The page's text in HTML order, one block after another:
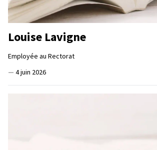
Louise Lavigne
Employée au Rectorat
— 4 juin 2026